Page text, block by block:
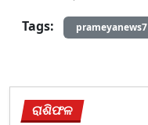
Tags: prameyanews7
ରାଶିଫଳ